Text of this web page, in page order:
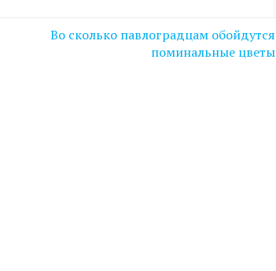
Во сколько павлоградцам обойдутся
поминальные цветы